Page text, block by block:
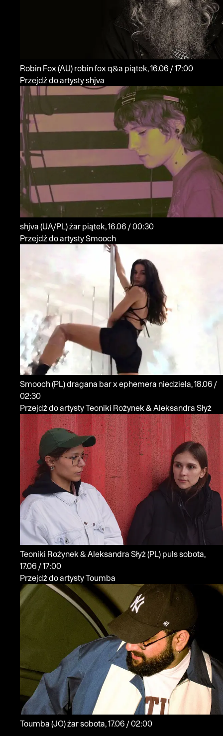
Robin Fox (AU) robin fox q&a
piątek, 16.06 / 17:00
Przejdź do artysty shjva
shjva (UA/PL)żar
piątek, 16.06 / 00:30
Przejdź do artysty Smooch
Smooch(PL)dragana bar x ephemera niedziela, 18.06 /
02:30
Przejdź do artysty Teoniki Rożynek & Aleksandra Słyż
Teoniki Rożynek & Aleksandra Słyż(PL) pulssobota,
17.06 / 17:00
Przejdź do artysty Toumba
Toumba (JO)żar sobota, 17.06 / 02:00